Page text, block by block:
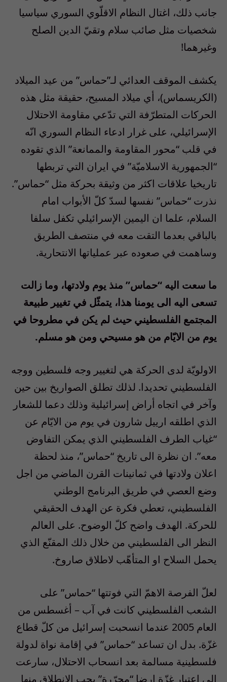
جانب ذلك، اغتال النظام الاقلّوي السوري سياسيا
شخصيات مثل صائب سلام وتقيّ الدين الصلح
وغيرهما!
يكشف الموقف العدائي لـ”حماس” من عيد الميلاد
(الكريسماس)، أي ميلاد المسيح، حقيقة مثل هذه
الحركات المتطرّفة التي تدّعي مقاومة الاحتلال
الإسرائيلي، على غرار ادعاء النظام السوري انّه
في قلب “محور المقاومة والممانعة” الذي تقوده
“الجمهورية الاسلاميّة” في ايران التي تربطها
تاريخيا علاقات اكثر من وثيقة بحركة مثل “حماس”.
نذرت “حماس” نفسها لسدّ كلّ الأبواب امام
السلام، علما ان اليمين الإسرائيلي تكفل سلفا
بالباقي بعدما التقت معه في منتصف الطريق
وساهمت في صعوده عبر عملياتها الانتحارية.
ما سعت اليه “حماس” منذ يوم ولادتها، وما زالت
تسعى اليه الى يومنا هذا، يتمثّل في تغيير طبيعة
المجتمع الفلسطيني حيث لم يكن في مطروحا في
يوم من الايّام من هو مسيحي ومن هو مسلم.
الاولويّة لدى الحركة هي لتغيير وجه فلسطين ووجه
الفلسطيني تحديدا. لذلك تطلق الصواريخ بين حين
وآخر في اتجاه أراض إسرائيلية وذلك دعما للشعار
الذي اطلقه ارييل شارون في يوم من الايّام عن
“غياب الطرف الفلسطيني الذي يمكن التفاوض
معه”. ان نظرة الى تاريخ “حماس”، منذ لحظة
اعلان ولادتها في ثمانينات القرن الماضي من اجل
وضع العصي في طريق البرنامج الوطني
الفلسطيني، تعطي فكرة عن الهدف الحقيقي
للحركة. الهدف واضح كلّ الوضوح. على العالم
النظر الى الفلسطيني من خلال ذلك المقنّع الذي
يحمل السلاح او المتأهّب لاطلاق صاروخ.
لعلّ الفرصة الاهمّ التي فوتتها “حماس” على
الشعب الفلسطيني كانت في آب – أغسطس من
العام 2005 عندما انسحبت إسرائيل من كلّ قطاع
غزّة. بدل ان تساعد “حماس” في إقامة نواة لدولة
فلسطينية مسالمة بعد انسحاب الاحتلال، سارعت
الى اعتبار غزّة ارضا “محرّرة” يجب الانطلاق منها